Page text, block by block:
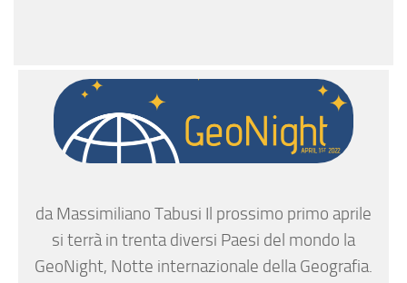
da Massimiliano Tabusi Il prossimo primo aprile
si terrà in trenta diversi Paesi del mondo la
GeoNight, Notte internazionale della Geografia.